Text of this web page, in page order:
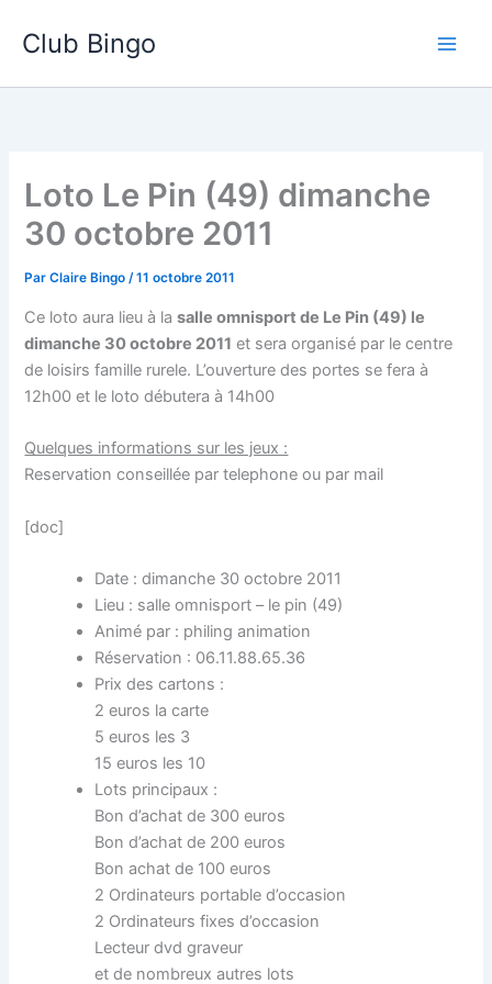
Club Bingo
Loto Le Pin (49) dimanche
30 octobre 2011
ParClaire Bingo/11 octobre 2011
Ce loto aura lieu à lasalle omnisport de Le Pin (49) le
dimanche 30 octobre 2011 et sera organisé par le centre
de loisirs famille rurele. L’ouverture des portes se fera à
12h00 et le loto débutera à 14h00
Quelques informations sur les jeux :
Reservation conseillée par telephone ou par mail
[doc]
Date : dimanche 30 octobre 2011
Lieu : salle omnisport – le pin (49)
Animé par : philing animation
Réservation : 06.11.88.65.36
Prix des cartons :
2 euros la carte
5 euros les 3
15 euros les 10
Lots principaux :
Bon d’achat de 300 euros
Bon d’achat de 200 euros
Bon achat de 100 euros
2 Ordinateurs portable d’occasion
2 Ordinateurs fixes d’occasion
Lecteur dvd graveur
et de nombreux autres lots